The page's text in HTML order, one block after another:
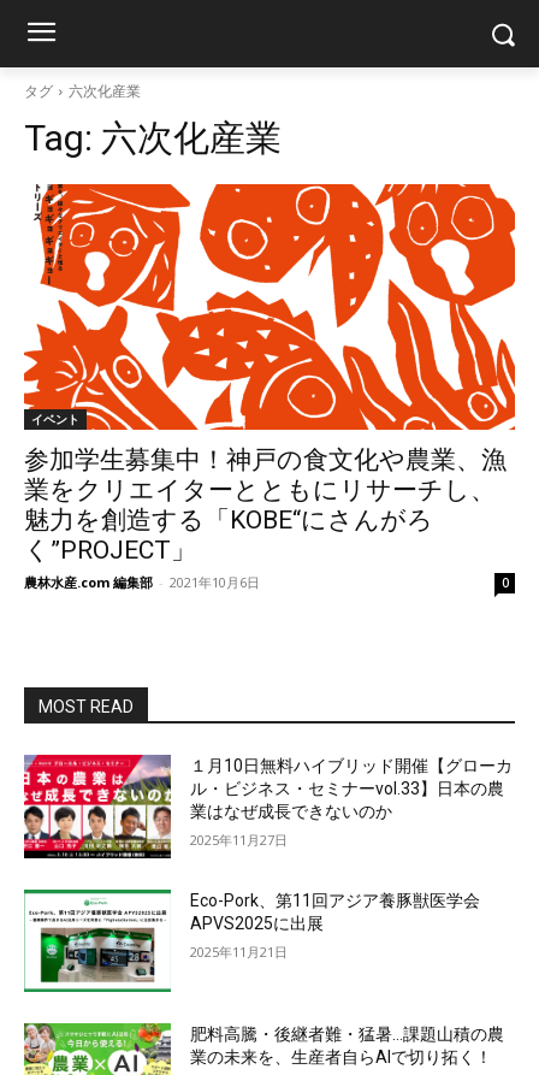
タグ 六次化産業
Tag: 六次化産業
イベント
参加学生募集中！神戸の食文化や農業、漁
業をクリエイターとともにリサーチし、
魅力を創造する「KOBE“にさんがろ
く”PROJECT」
農林水産.com 編集部 - 2021年10月6日 0
MOST READ
１月10日無料ハイブリッド開催【グローカ
ル・ビジネス・セミナーvol.33】日本の農
業はなぜ成長できないのか
2025年11月27日
Eco-Pork、第11回アジア養豚獣医学会
APVS2025に出展
2025年11月21日
肥料高騰・後継者難・猛暑…課題山積の農
業の未来を、生産者自らAIで切り拓く！